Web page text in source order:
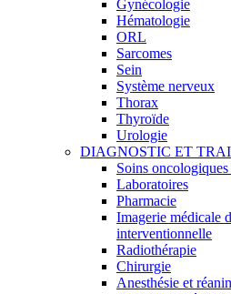
Gynécologie
Hématologie
ORL
Sarcomes
Sein
Système nerveux
Thorax
Thyroïde
Urologie
DIAGNOSTIC ET
Soins
Laboratoires
Pharmacie
Imagerie médicale
interventionnelle
Radiothérapie
Chirurgie
Anesthésie et